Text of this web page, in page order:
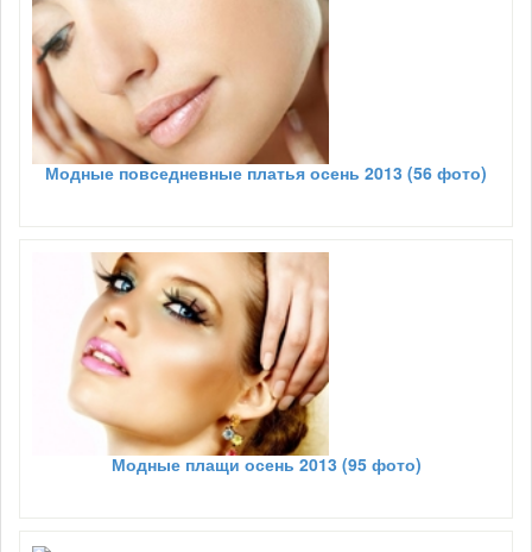
Модные повседневные платья осень 2013 (56 фото)
Модные плащи осень 2013 (95 фото)